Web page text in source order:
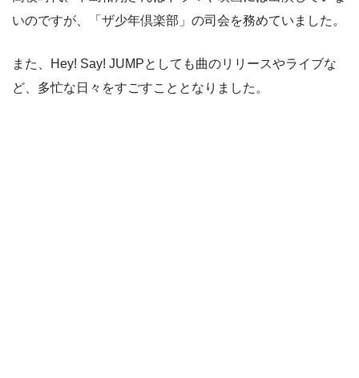
いのですが、「ザ少年倶楽部」の司会を務めていました。
また、Hey! Say! JUMPとしても曲のリリースやライブな
ど、多忙な日々をすごすこととなりました。